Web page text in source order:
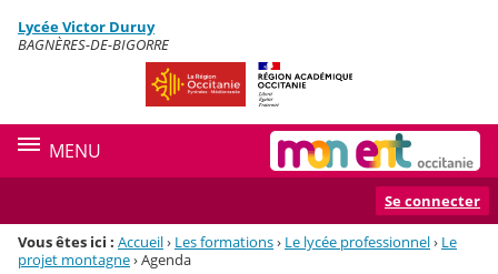
Menu de la rubrique
Contenu
Lycée Victor Duruy
BAGNÈRES-DE-BIGORRE
MENU
Se connecter
Vous êtes ici : Accueil› Les formations› Le lycée professionnel› Le
projet montagne›Agenda